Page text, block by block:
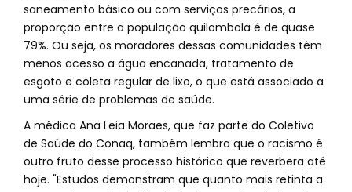
saneamento básico ou com serviços precários, a
proporção entre a população quilombola é de quase
79%. Ou seja, os moradores dessas comunidades têm
menos acesso a água encanada, tratamento de
esgoto e coleta regular de lixo, o que está associado a
uma série de problemas de saúde.
A médica Ana Leia Moraes, que faz parte do Coletivo
de Saúde do Conaq, também lembra que o racismo é
outro fruto desse processo histórico que reverbera até
hoje. "Estudos demonstram que quanto mais retinta a